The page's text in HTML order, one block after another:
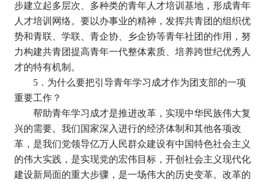
步建立起多层次、多种类的青年人才培训基地，形成青年
人才培训网络。要以办事业的精神，发挥共青团的组织优
势和青联、学联、青企协、乡企协等青年社团的作用，努
力构建共青团提高青年一代整体素质、培养跨世纪优秀人
才的特有机制。
5．为什么要把引导青年学习成才作为团支部的一项
重要工作？
帮助青年学习成才是推进改革，实现中华民族伟大复
兴的需要。我们国家深入进行的经济体制和其他各项改
革，是我们党领导亿万人民群众建设有中国特色社会主义
的伟大实践，是实现党的宏伟目标，开创社会主义现代化
建设新局面的重大步骤，是一场伟大的历史变革。改革的